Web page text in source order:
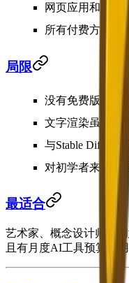
网页应用和
所有付费方案均
局限
没有免费版
——
文字渲染虽有改
与Stable
对初学者来说社
最适合
艺术家、概念设计师、
且有月度AI工具预算的用